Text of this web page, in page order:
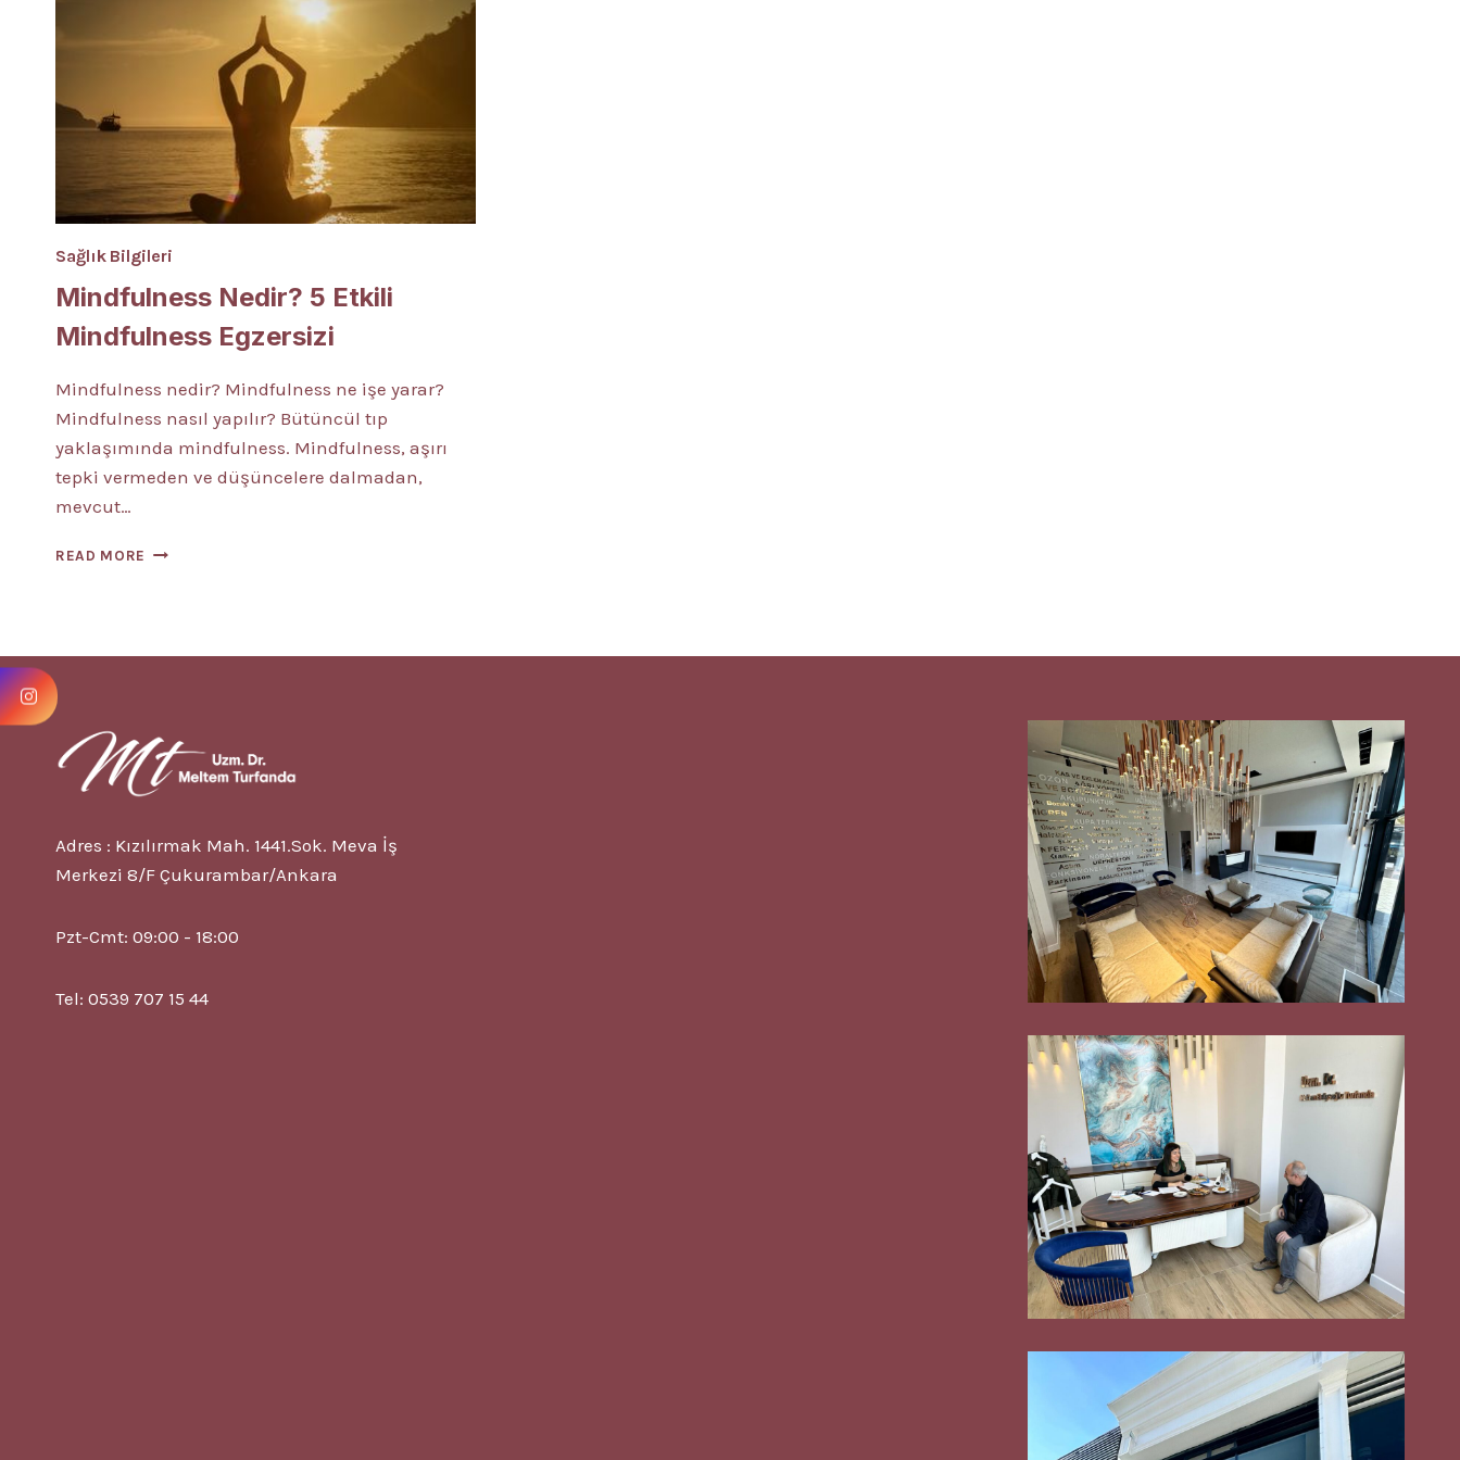
Sağlık Bilgileri
Mindfulness Nedir? 5 Etkili
Mindfulness Egzersizi
Mindfulness nedir? Mindfulness ne işe yarar?
Mindfulness nasıl yapılır? Bütüncül tıp
yaklaşımında mindfulness. Mindfulness, aşırı
tepki vermeden ve düşüncelere dalmadan,
mevcut…
READ MORE MINDFULNESS
Adres : Kızılırmak Mah. 1441.Sok. Meva İş
Merkezi 8/F Çukurambar/Ankara
Pzt-Cmt: 09:00 - 18:00
Tel: 0539 707 15 44